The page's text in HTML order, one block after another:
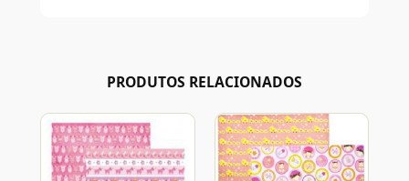
PRODUTOS RELACIONADOS